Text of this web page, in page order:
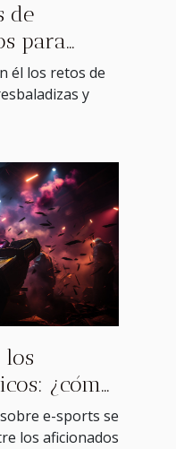
de
para
él los retos de
y
los
¿cómo
e-sports se
los aficionados